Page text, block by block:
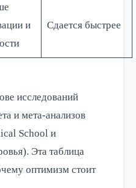
и
Сдается быстрее
исследований
и мета-анализов
School и
Эта таблица
оптимизм стоит